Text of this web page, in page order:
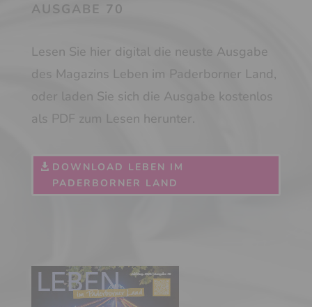
AUSGABE 70
Lesen Sie hier digital die neuste Ausgabe
des Magazins Leben im Paderborner Land,
oder laden Sie sich die Ausgabe kostenlos
als PDF zum Lesen herunter.
DOWNLOAD LEBEN IM
PADERBORNER LAND